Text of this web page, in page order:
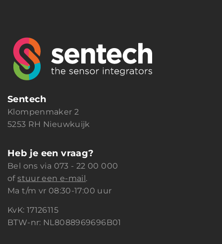
Sentech
Klompenmaker 2
5253 RH Nieuwkuijk
Heb je een vraag?
Bel ons via 073 - 22 00 000
of stuur een e-mail .
Ma t/m vr 08:30-17:00 uur
KvK: 17126115
BTW-nr: NL8088969696B01